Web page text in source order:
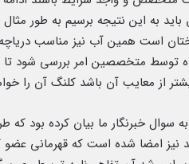
به این نتیجه برسیم به طور
است همین آب نیز مناسب
توسط متخصصین امر بررسی شود
از معایب آن باشد کلنگ آن را
خبرنگار ما بیان کرده بود که
نیز امضا شده است که قهرمانی